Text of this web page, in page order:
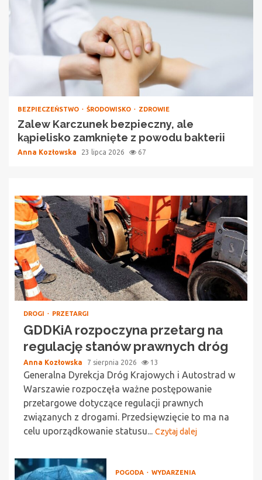
BEZPIECZEŃSTWO ŚRODOWISKO ZDROWIE
Zalew Karczunek bezpieczny, ale
kąpielisko zamknięte z powodu bakterii
Anna Kozłowska 23 lipca 2026 67
DROGI PRZETARGI
GDDKiA rozpoczyna przetarg na
regulację stanów prawnych dróg
Anna Kozłowska 7 sierpnia 2026 13
Generalna Dyrekcja Dróg Krajowych i Autostrad w
Warszawie rozpoczęła ważne postępowanie
przetargowe dotyczące regulacji prawnych
związanych z drogami. Przedsięwzięcie to ma na
celu uporządkowanie statusu... Czytaj dalej
POGODA WYDARZENIA